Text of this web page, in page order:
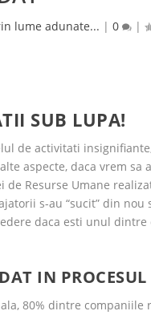
lume adunate... | 0 |
SUB LUPA!
de activitati
aspecte, daca vrem
Resurse Umane
s-au “sucit” din
daca esti unul
IN PROCESUL
80% dintre companiile